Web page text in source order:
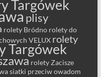
Targówek
plisy
rolety Bródno rolety do
VELUX rolety
Targówek
rolety Zacisze
siatki przeciw owadom